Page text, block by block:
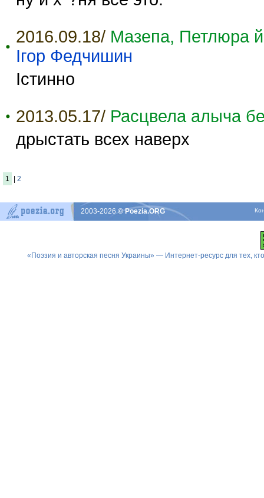
2016.09.18/ Мазепа, Петлюра
Ігор Федчишин
Істинно
2013.05.17/ Расцвела алыча
дрыстать всех наверх
1 2
2003-2026© Poezia.ORG
«Поэзия и авторская песня Украины» — Интернет-ресурс для тех,